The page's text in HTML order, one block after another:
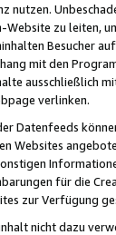
nutzen.
zu leiten,
Besucher
mit den
ausschließlich
verlinken.
Datenfeeds
Websites
für die
zur Verfügung
nicht dazu